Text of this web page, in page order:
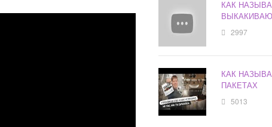
КАК
2997
КАК
ПАКЕТАХ
5013